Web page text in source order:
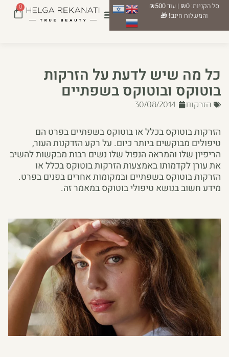
סל הקניות:₪0 | עוד₪500
והמשלוח חינם! 🎁
0
כל מה שיש לדעת על הזרקות
בוטוקס ובוטוקס בשפתיים
הזרקות 30/08/2014
הזרקות בוטוקס בכלל או בוטוקס בשפתיים בפרט הם
טיפולים מבוקשים ביותר כיום. על רקע הזדקנות העור,
הריפיון שלו והמראה הנפול שלו נשים רבות מבקשות להשיב
את עורן לקדמותו באמצעות הזרקות בוטוקס בכלל או
הזרקות בוטוקס בשפתיים ובמקומות אחרים בפנים בפרט.
מידע חשוב בנושא טיפולי בוטוקס במאמר זה.